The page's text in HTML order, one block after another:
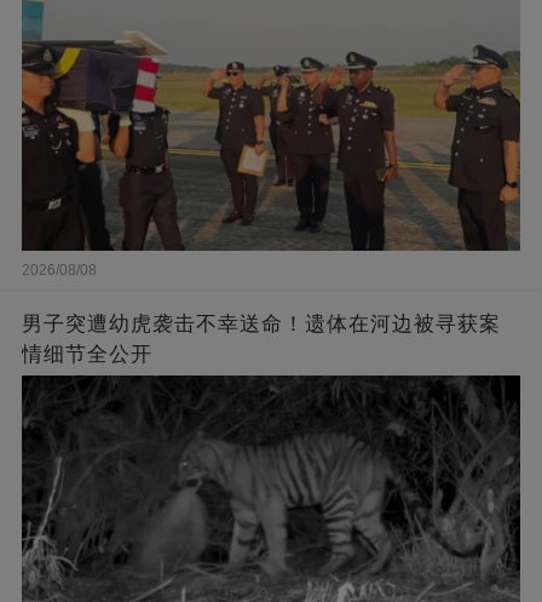
2026/08/08
男子突遭幼虎袭击不幸送命！遗体在河边被寻获案
情细节全公开